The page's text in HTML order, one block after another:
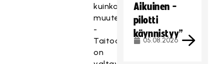
kuinkas
muuten.
-
Taitoa
on
Aikuinen -
pilotti
käynnistyy”
05.08.2026